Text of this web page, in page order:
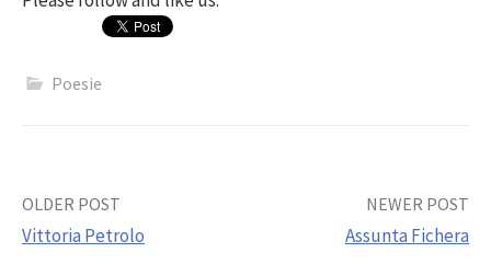
Poesie
Post
OLDER POST
Vittoria Petrolo
NEWER POST
Assunta Fichera